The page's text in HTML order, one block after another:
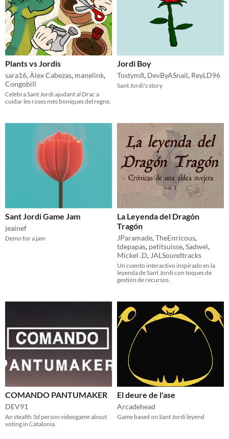
Plants vs Jordis
sara16,Àlex Cabezas, manelink,
Congobill
Celebra Sant Jordi ajudant al Drac a
cuidar les roses més boniques del regne.
Jordi Boy
Tostym8, DevByASnail, ReyLD96
Sant Jordi's story
Sant Jordi Game Jam
jeainef
Demo for a jam
La Leyenda del Dragón
Tragón
JParamade,TheEnricous,
tdepapas, petitsuisse,Sadwel,
Mickel .D, JALSoundtracks
Un cuento interactivo inspirado en la
leyenda de Sant Jordi con toques de
gestión de recursos.
COMANDO PANTUMAKER
DEV91
An stealth 3d person videogame about
voting in Catalonia.
El deure de l'ase
Arcadehead
Game based on Sant Jordi leyend